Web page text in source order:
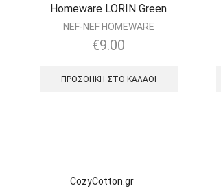
Homeware LORIN Green
NEF-NEF HOMEWARE
€9.00
ΠΡΟΣΘΉΚΗ ΣΤΟ ΚΑΛΆΘΙ
CozyCotton.gr